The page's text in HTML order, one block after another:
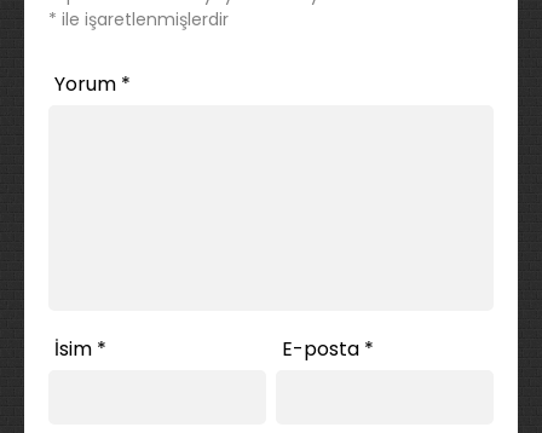
* ile işaretlenmişlerdir
Yorum *
İsim * E-posta *